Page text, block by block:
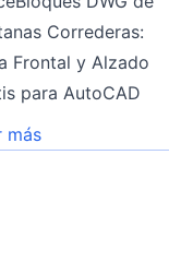
Correderas:
Frontal y Alzado
para AutoCAD
más